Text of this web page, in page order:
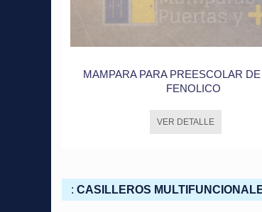
MAMPARA PARA PREESCOLAR
FENOLICO
VER DETALLE
: CASILLEROS